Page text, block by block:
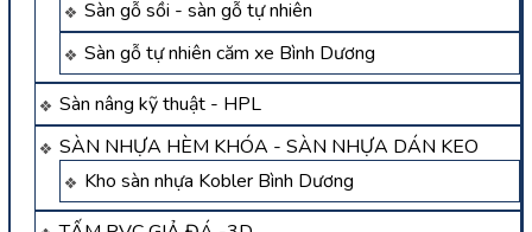
Sàn gỗ sồi - sàn gỗ tự nhiên
Sàn gỗ tự nhiên căm xe Bình Dương
Sàn nâng kỹ thuật - HPL
SÀN NHỰA HÈM KHÓA - SÀN NHỰA DÁN KEO
Kho sàn nhựa Kobler Bình Dương